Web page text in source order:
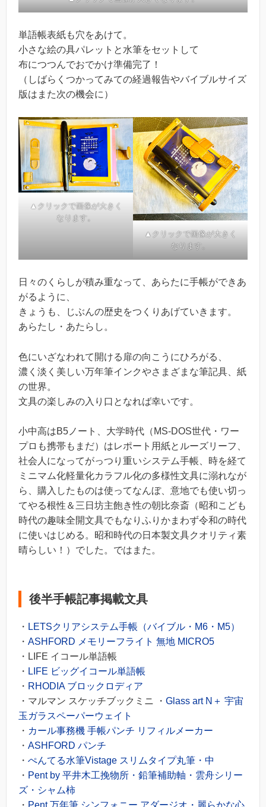
単語帳表紙も穴をあけて。
小さな絵の具パレットと水筆をセットして
布につつんでおでかけ準備完了！
（しばらくつかってみての経過報告やバイブルサイズ
版はまた次の機会に）
▲クリックで画像が大きく
なります。
▲クリックで画像が大きく
なります。
日々のくらしが積み重なって、あらたに手帳ができあ
がるように、
きょうも、じぶんの歴史をつくりあげていきます。
あらたし・あたらし。
色にいざなわれて開ける扉の向こうにひろがる、
濃く淡く美しい万年筆インクやさまざまな筆記具、紙
の世界。
文具の楽しみの入り口となれば幸いです。
小中高はB5ノート、大学時代（MS-DOS世代・ワー
プロも携帯もまだ）はレポート用紙とルーズリーフ、
社会人になってがっつり重いシステム手帳、時を経て
ミニマム化軽量化カラフル化の多様性文具に溺れなが
ら、購入したものは使ってなんぼ、意地でも使い切っ
てやる根性＆三日坊主飽き性の朝比奈斎（昭和こども
時代の趣味全開文具でもなりふりかまわず令和の時代
に使いはじめる。昭和時代の日本製文具クオリティ素
晴らしい！）でした。ではまた。
後半手帳記事掲載文具
・ LETSクリアシステム手帳（バイブル・M6・M5）
・ ASHFORD メモリーフライト 無地 MICRO5
・LIFE イコール単語帳
・ LIFE ビッグイコール単語帳
・ RHODIA ブロックロディア
・マルマン スケッチブックミニ ・ Glass art N＋ 宇宙
玉ガラスペーパーウェイト
・ カール事務機 手帳パンチ リフィルメーカー
・ ASHFORD パンチ
・ ぺんてる水筆Vistage スリムタイプ丸筆・中
・ Pent by 平井木工挽物所・鉛筆補助軸・雲舟シリー
ズ・シャム柿